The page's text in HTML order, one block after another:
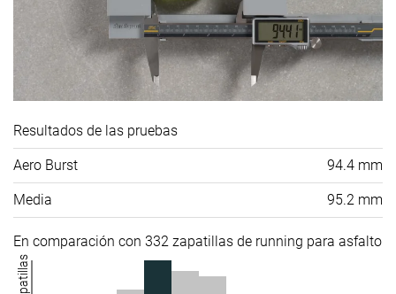
Resultados de las pruebas
Aero Burst 94.4 mm
Media 95.2 mm
En comparación con 332 zapatillas de running para asfalto